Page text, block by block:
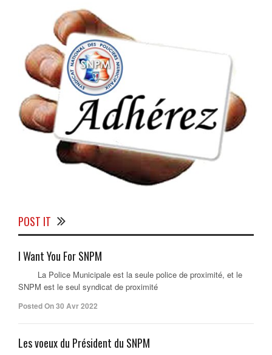
POST IT
I Want You For SNPM
La Police Municipale est la seule police de proximité, et le
SNPM est le seul syndicat de proximité
Posted On 30 Avr 2022
Les voeux du Président du SNPM